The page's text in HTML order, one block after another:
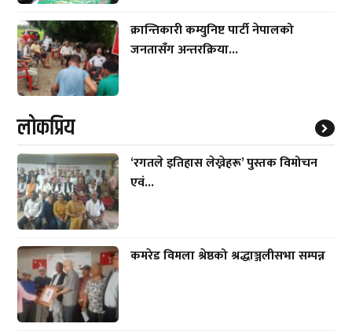
क्रान्तिकारी कम्युनिष्ट पार्टी नेपालको
जनतासँग अन्तरक्रिया...
लाेकप्रिय
‘रगतले इतिहास लेख्नेहरू’ पुस्तक विमोचन
एवं...
कमरेड विमला श्रेष्ठको श्रद्धाञ्जलीसभा सम्पन्न